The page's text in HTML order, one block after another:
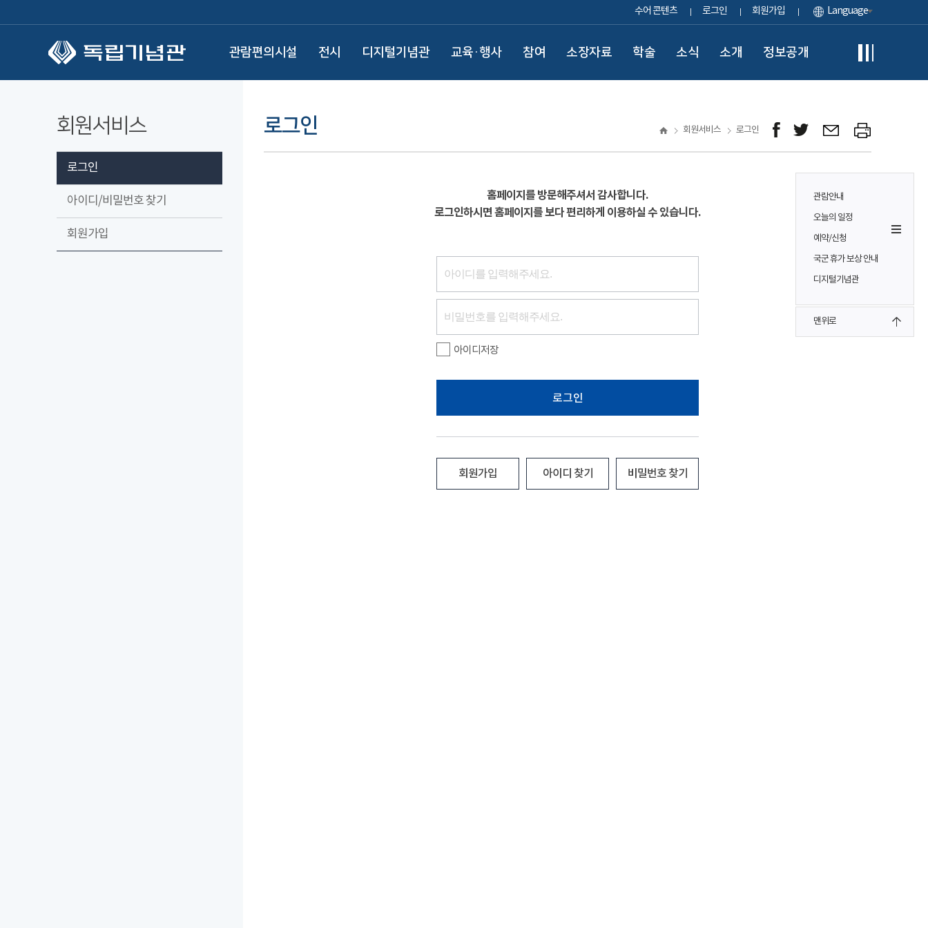
수어 콘텐츠 로그인 회원가입 Language
관람편의시설 전시 디지털기념관 교육·행사 참여 소장자료 학술 소식 소개 정보공개
관람안내
오늘의 일정
예약/신청
국군 휴가 보상 안내
디지털기념관
맨위로
회원서비스
로그인
아이디/비밀번호 찾기
회원가입
로그인 회원서비스 로그인
홈페이지를 방문해주셔서 감사합니다.
로그인하시면 홈페이지를 보다 편리하게 이용하실 수 있습니다.
아이디저장
로그인
회원가입 아이디 찾기 비밀번호 찾기